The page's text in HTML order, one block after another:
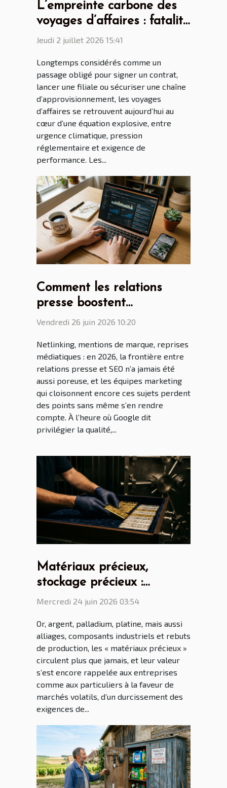
L’empreinte carbone des
voyages d’affaires : fatalité
ou nouvelle donne ?
Jeudi 2 juillet 2026 15:41
Longtemps considérés comme un
passage obligé pour signer un contrat,
lancer une filiale ou sécuriser une chaîne
d’approvisionnement, les voyages
d’affaires se retrouvent aujourd’hui au
cœur d’une équation explosive, entre
urgence climatique, pression
réglementaire et exigence de
performance. Les...
Comment les relations
presse boostent
indirectement votre seo via
Vendredi 26 juin 2026 10:20
Netlinking, mentions de marque, reprises
médiatiques : en 2026, la frontière entre
relations presse et SEO n’a jamais été
aussi poreuse, et les équipes marketing
qui cloisonnent encore ces sujets perdent
des points sans même s’en rendre
compte. À l’heure où Google dit
privilégier la qualité,...
Matériaux précieux,
stockage précieux :
comment éviter pertes et
Mercredi 24 juin 2026 03:54
Or, argent, palladium, platine, mais aussi
alliages, composants industriels et rebuts
de production, les « matériaux précieux »
circulent plus que jamais, et leur valeur
s’est encore rappelée aux entreprises
comme aux particuliers à la faveur de
marchés volatils, d’un durcissement des
exigences de...